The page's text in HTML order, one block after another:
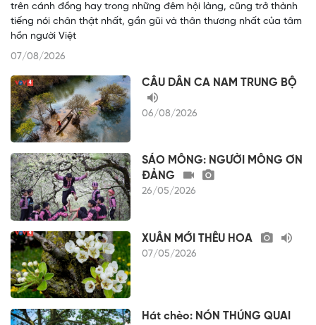
trên cánh đồng hay trong những đêm hội làng, cũng trở thành
tiếng nói chân thật nhất, gần gũi và thân thương nhất của tâm
hồn người Việt
07/08/2026
CÂU DÂN CA NAM TRUNG BỘ
06/08/2026
SÁO MÔNG: NGƯỜI MÔNG ƠN
ĐẢNG
26/05/2026
XUÂN MỚI THÊU HOA
07/05/2026
Hát chèo: NÓN THÚNG QUAI